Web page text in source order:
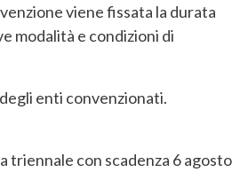
viene fissata la durata
modalità e condizioni di
enti convenzionati.
triennale con scadenza 6 agosto